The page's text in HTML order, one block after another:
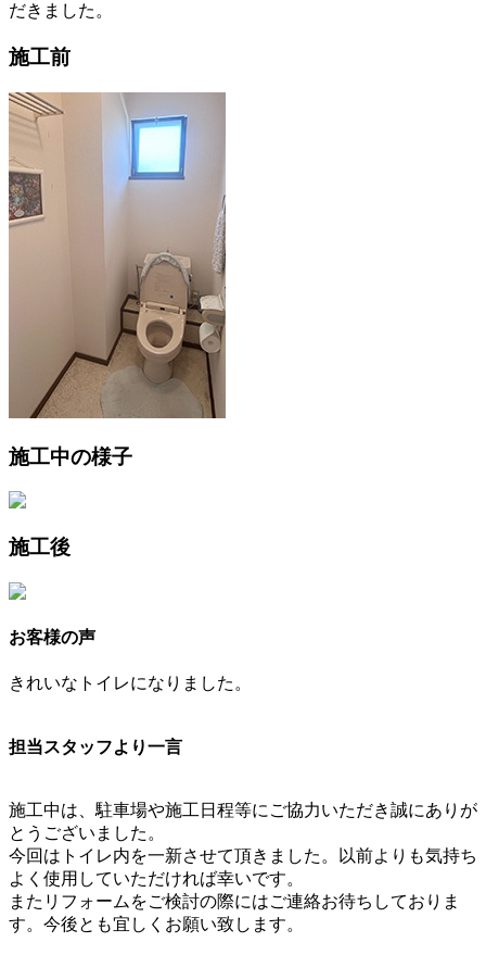
だきました。
施工前
施工中の様子
施工後
お客様の声
きれいなトイレになりました。
担当スタッフより一言
施工中は、駐車場や施工日程等にご協力いただき誠にありが
とうございました。
今回はトイレ内を一新させて頂きました。以前よりも気持ち
よく使用していただければ幸いです。
またリフォームをご検討の際にはご連絡お待ちしておりま
す。今後とも宜しくお願い致します。